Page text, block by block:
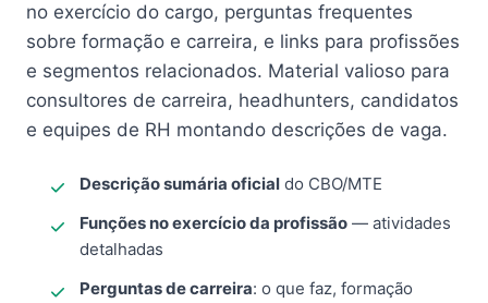
no exercício do cargo, perguntas frequentes
sobre formação e carreira, e links para profissões
e segmentos relacionados. Material valioso para
consultores de carreira, headhunters, candidatos
e equipes de RH montando descrições de vaga.
Descrição sumária oficial do CBO/MTE
Funções no exercício da profissão — atividades
detalhadas
Perguntas de carreira: o que faz, formação